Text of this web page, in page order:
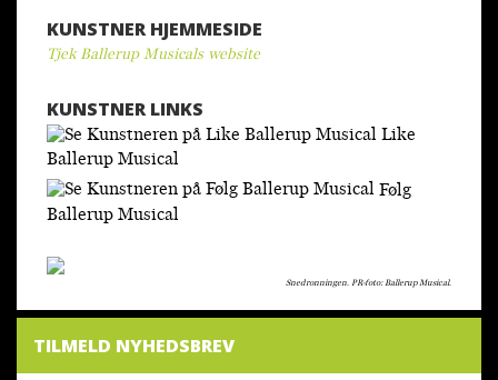
KUNSTNER HJEMMESIDE
Tjek Ballerup Musicals website
KUNSTNER LINKS
Like
Ballerup Musical
Følg
Ballerup Musical
Snedronningen. PR-foto: Ballerup Musical.
TILMELD NYHEDSBREV